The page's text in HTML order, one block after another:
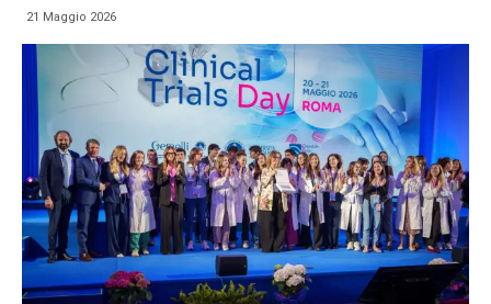
21 Maggio 2026